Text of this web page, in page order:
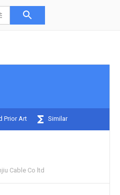
Prior Art Similar
Cable Co ltd